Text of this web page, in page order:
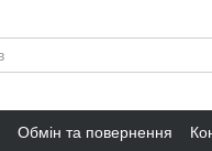
Обмін та повернення